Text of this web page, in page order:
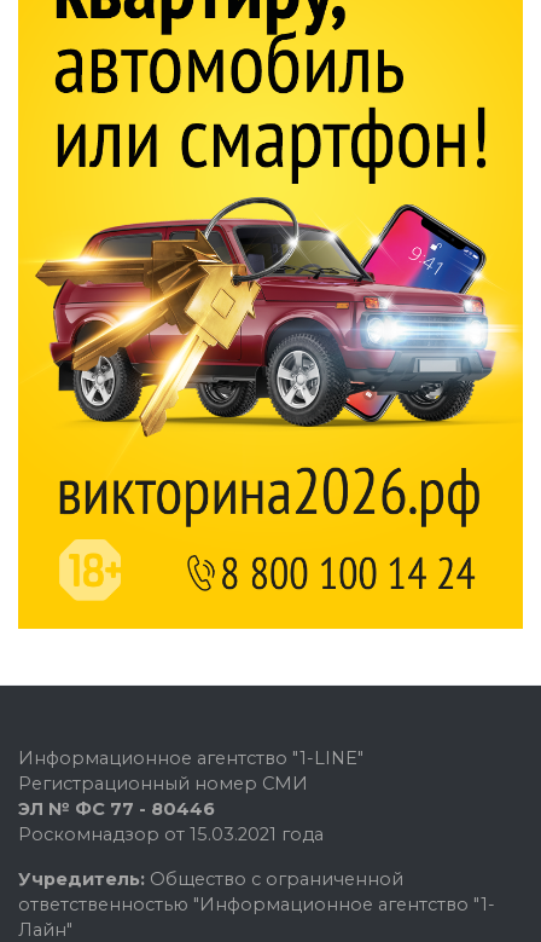
Информационное агентство "1-LINE"
Регистрационный номер СМИ
ЭЛ № ФС 77 - 80446
Роскомнадзор от 15.03.2021 года
Учредитель: Общество с ограниченной
ответственностью "Информационное агентство "1-
Лайн"